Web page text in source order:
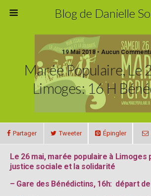
Blog de Danielle
19 Mai 2018 • Aucun
Marée Populaire, Le
Limoges: 16 H
Partager Tweeter Épingler
Le 26 mai, marée populaire à Limoges
justice sociale et la solidarité
– Gare des Bénédictins, 16h: départ